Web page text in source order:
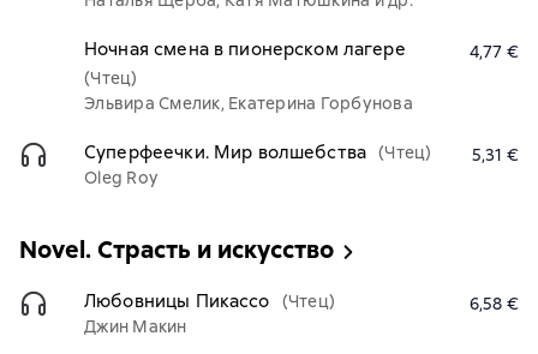
Ночная смена в пионерском лагере
(Чтец)
Эльвира Смелик, Екатерина Горбунова
4,77 €
Суперфеечки. Мир волшебства (Чтец)
Oleg Roy
5,31 €
Novel. Страсть и искусство
Любовницы Пикассо
(Чтец)
Джин Макин
6,58 €